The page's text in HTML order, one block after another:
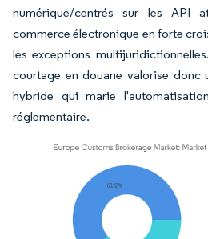
numérique/centrés sur les API
commerce électronique en forte
les exceptions
courtage en douane valorise donc
hybride qui marie
réglementaire.